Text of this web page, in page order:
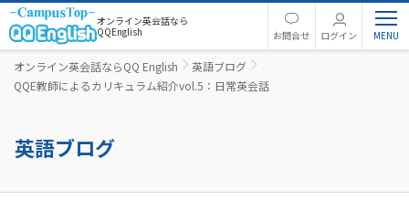
オンライン英会話なら
QQEnglish
お問合せ ログイン
オンライン英会話ならQQ English
英語ブログ
QQE教師によるカリキュラム紹介vol.5：日常英会話
英語ブログ